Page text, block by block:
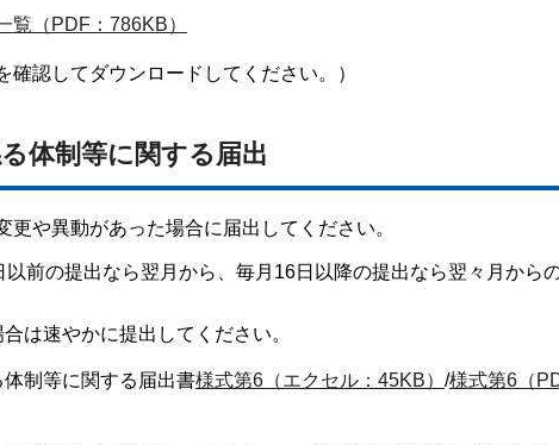
覧（PDF：786KB）
確認してダウンロードしてください。）
体制等に関する届出
や異動があった場合に届出してください。
前の提出なら翌月から、毎月16日以降の提出なら翌々月から
は速やかに提出してください。
体制等に関する届出書様式第6（エクセル：45KB） /様式第6（